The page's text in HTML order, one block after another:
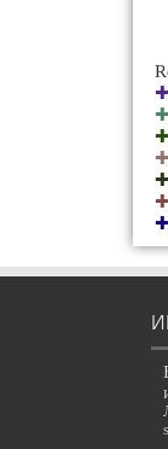
✚
✚
✚
✚
✚
✚
✚